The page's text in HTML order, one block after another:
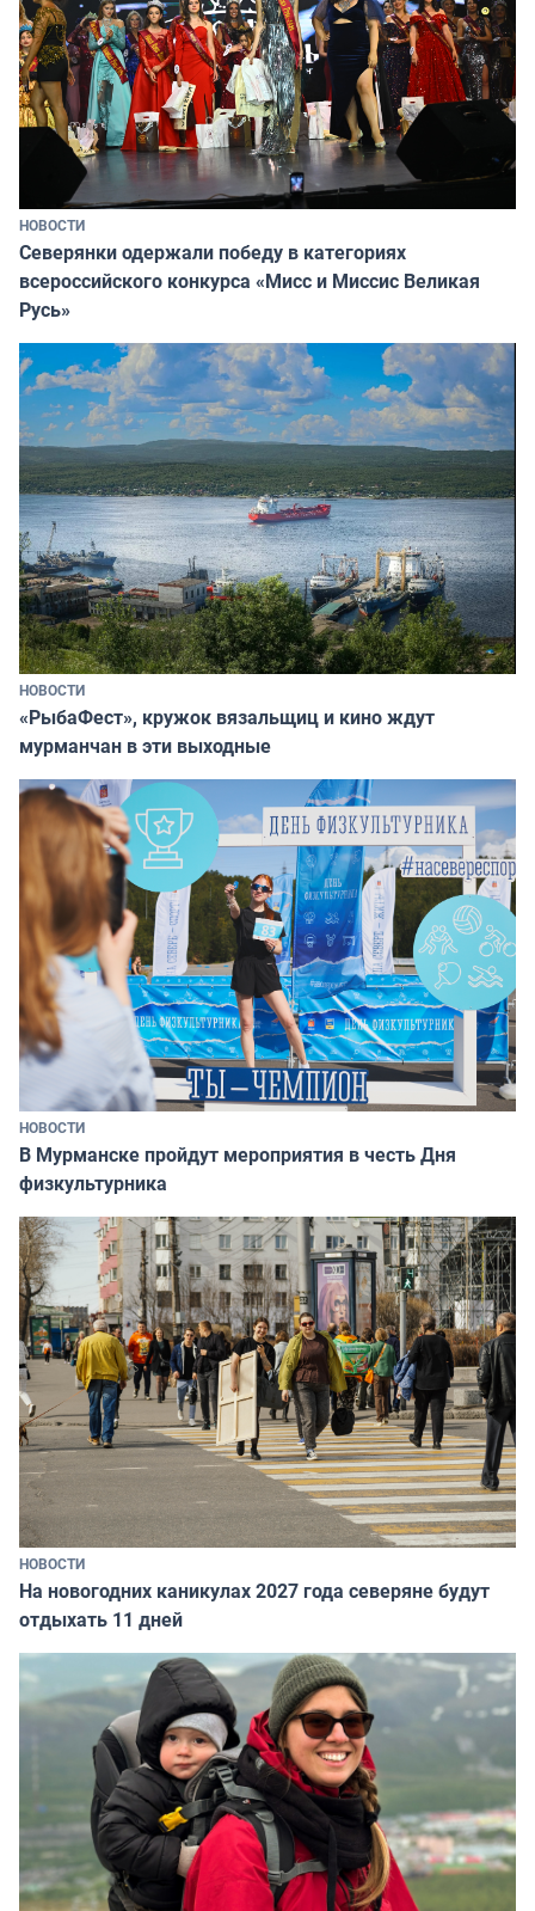
НОВОСТИ
Северянки одержали победу в категориях
всероссийского конкурса «Мисс и Миссис Великая
Русь»
НОВОСТИ
«РыбаФест», кружок вязальщиц и кино ждут
мурманчан в эти выходные
НОВОСТИ
В Мурманске пройдут мероприятия в честь Дня
физкультурника
НОВОСТИ
На новогодних каникулах 2027 года северяне будут
отдыхать 11 дней